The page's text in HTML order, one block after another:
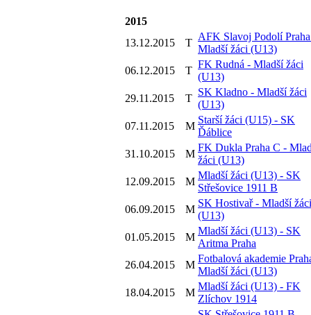
2015
13.12.2015
T
AFK Slavoj Podolí
Mladší žáci (U13)
06.12.2015
T
FK Rudná - Mladší žáci
(U13)
29.11.2015
T
SK Kladno - Mladší žáci
(U13)
07.11.2015
M
Starší žáci (U15) - SK
Ďáblice
31.10.2015
M
FK Dukla Praha C -
žáci (U13)
12.09.2015
M
Mladší žáci (U13) - SK
Střešovice 1911 B
06.09.2015
M
SK Hostivař - Mladší žáci
(U13)
01.05.2015
M
Mladší žáci (U13) - SK
Aritma Praha
26.04.2015
M
Fotbalová akademie
Mladší žáci (U13)
18.04.2015
M
Mladší žáci (U13) - FK
Zlíchov 1914